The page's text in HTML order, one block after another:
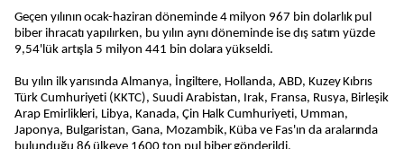
Geçen yılının ocak-haziran döneminde 4 milyon 967 bin dolarlık pul
biber ihracatı yapılırken, bu yılın aynı döneminde ise dış satım yüzde
9,54'lük artışla 5 milyon 441 bin dolara yükseldi.
Bu yılın ilk yarısında Almanya, İngiltere, Hollanda, ABD, Kuzey Kıbrıs
Türk Cumhuriyeti (KKTC), Suudi Arabistan, Irak, Fransa, Rusya, Birleşik
Arap Emirlikleri, Libya, Kanada, Çin Halk Cumhuriyeti, Umman,
Japonya, Bulgaristan, Gana, Mozambik, Küba ve Fas'ın da aralarında